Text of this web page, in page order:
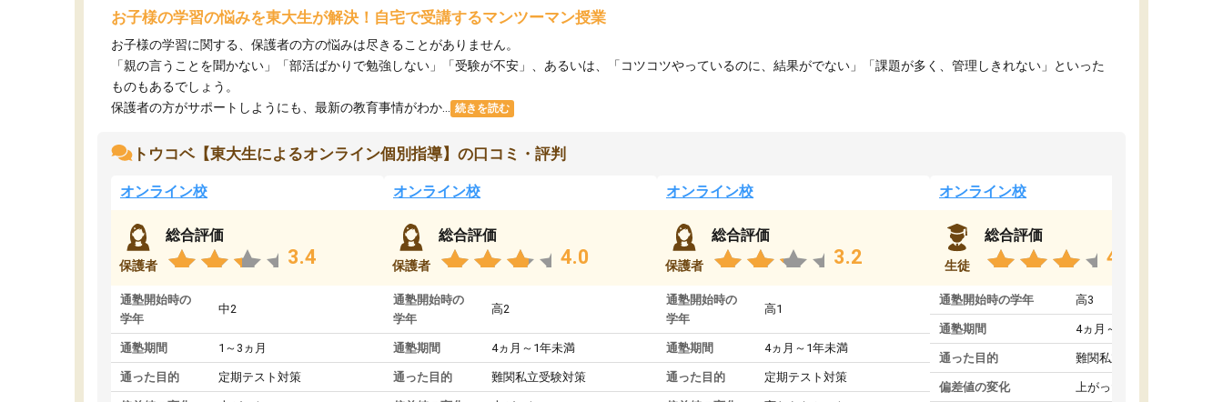
お子様の学習の悩みを東大生が解決！自宅で受講するマンツーマン授業
お子様の学習に関する、保護者の方の悩みは尽きることがありません。
「親の言うことを聞かない」「部活ばかりで勉強しない」「受験が不安」、あるいは、「コツコツやっているのに、結果がでない」「課題が多く、管理しきれない」といった
ものもあるでしょう。
保護者の方がサポートしようにも、最新の教育事情がわか...
続きを読む
トウコベ【東大生によるオンライン個別指導】の口コミ・評判
オンライン校
保護者
総合評価
3.4
通塾開始時の
学年
中2
通塾期間 1～3ヵ月
通った目的 定期テスト対策
オンライン校
保護者
総合評価
4.0
通塾開始時の
学年
高2
通塾期間 4ヵ月～1年未満
通った目的 難関私立受験対策
オンライン校
保護者
総合評価
3.2
通塾開始時の
学年
高1
通塾期間 4ヵ月～1年未満
通った目的 定期テスト対策
オンライン校
生徒
総合評価
4.4
通塾開始時の学年 高3
通塾期間 4ヵ月～1年未満
通った目的 難関私立受験対策
偏差値の変化 上がった